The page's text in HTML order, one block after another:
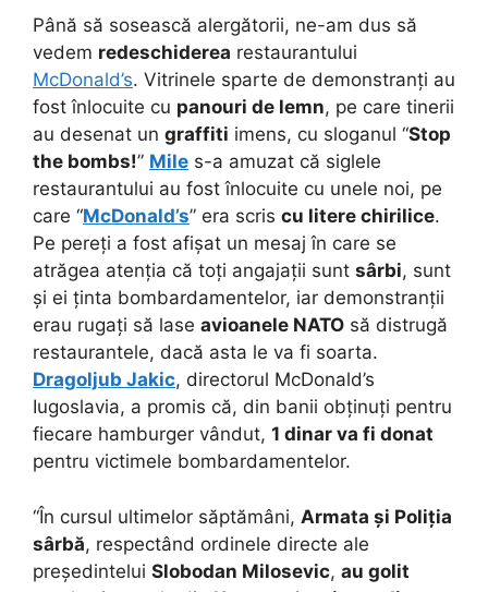
Până să sosească alergătorii, ne-am dus să
vedem redeschiderea restaurantului
McDonald’s. Vitrinele sparte de demonstranți au
fost înlocuite cu panouri de lemn, pe care tinerii
au desenat un graffiti imens, cu sloganul “Stop
the bombs!” Mile s-a amuzat că siglele
restaurantului au fost înlocuite cu unele noi, pe
care “McDonald’s” era scris cu litere chirilice.
Pe pereți a fost afișat un mesaj în care se
atrăgea atenția că toți angajații sunt sârbi, sunt
și ei ținta bombardamentelor, iar demonstranții
erau rugați să lase avioanele NATO să distrugă
restaurantele, dacă asta le va fi soarta.
Dragoljub Jakic, directorul McDonald’s
Iugoslavia, a promis că, din banii obținuți pentru
fiecare hamburger vândut, 1 dinar va fi donat
pentru victimele bombardamentelor.
“În cursul ultimelor săptămâni, Armata și Poliția
sârbă, respectând ordinele directe ale
președintelui Slobodan Milosevic, au golit